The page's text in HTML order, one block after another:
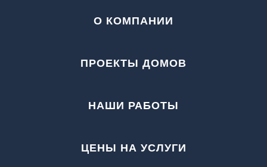
О КОМПАНИИ
ПРОЕКТЫ ДОМОВ
НАШИ РАБОТЫ
ЦЕНЫ НА УСЛУГИ